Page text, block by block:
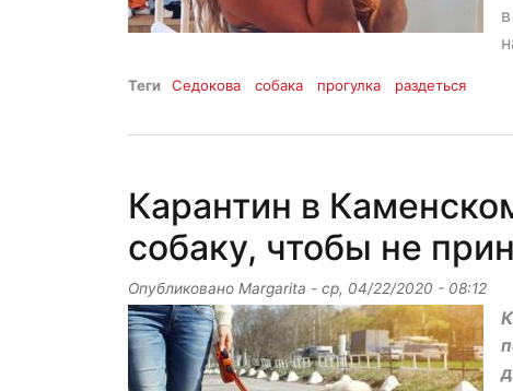
Теги Седокова собака прогулка раздеться
Карантин в
собаку, чтобы не
Опубликовано Margarita - ср, 04/22/2020 - 08:12